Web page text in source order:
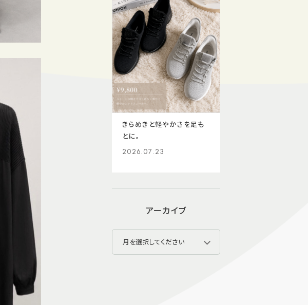
きらめきと軽やかさを足も
とに。
2026.07.23
アーカイブ